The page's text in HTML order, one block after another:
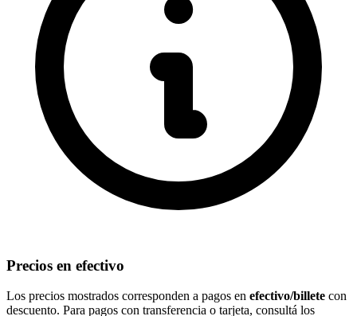
Precios en efectivo
Los precios mostrados corresponden a pagos en efectivo/billete con
descuento. Para pagos con transferencia o tarjeta, consultá los